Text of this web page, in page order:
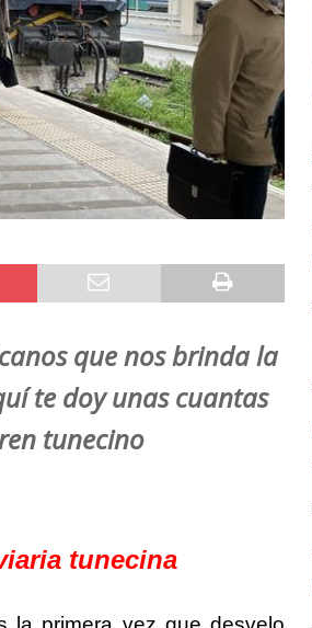
que nos brinda la
te doy unas cuantas
tunecino
tunecina